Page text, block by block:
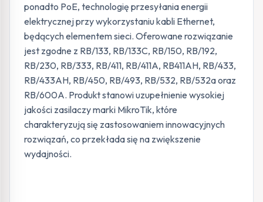
ponadto PoE, technologię przesyłania energii
elektrycznej przy wykorzystaniu kabli Ethernet,
będących elementem sieci. Oferowane rozwiązanie
jest zgodne z RB/133, RB/133C, RB/150, RB/192,
RB/230, RB/333, RB/411, RB/411A, RB411AH, RB/433,
RB/433AH, RB/450, RB/493, RB/532, RB/532a oraz
RB/600A. Produkt stanowi uzupełnienie wysokiej
jakości zasilaczy marki MikroTik, które
charakteryzują się zastosowaniem innowacyjnych
rozwiązań, co przekłada się na zwiększenie
wydajności.